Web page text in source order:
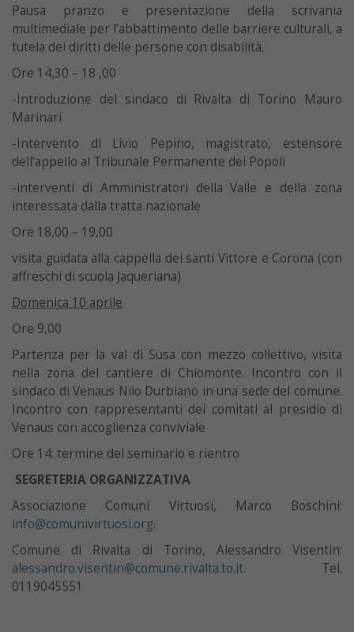
Pausa pranzo e presentazione della scrivania
multimediale per l’abbattimento delle barriere culturali, a
tutela dei diritti delle persone con disabilità.
Ore 14,30 – 18 ,00
-Introduzione del sindaco di Rivalta di Torino Mauro
Marinari
-Intervento di Livio Pepino, magistrato, estensore
dell’appello al Tribunale Permanente dei Popoli
-interventi di Amministratori della Valle e della zona
interessata dalla tratta nazionale
Ore 18,00 – 19,00
visita guidata alla cappella dei santi Vittore e Corona (con
affreschi di scuola Jaqueriana)
Domenica 10 aprile
Ore 9,00
Partenza per la val di Susa con mezzo collettivo, visita
nella zona del cantiere di Chiomonte. Incontro con il
sindaco di Venaus Nilo Durbiano in una sede del comune.
Incontro con rappresentanti dei comitati al presidio di
Venaus con accoglienza conviviale
Ore 14: termine del seminario e rientro
SEGRETERIA ORGANIZZATIVA
Associazione Comuni Virtuosi, Marco Boschini:
info@comunivirtuosi.org.
Comune di Rivalta di Torino, Alessandro Visentin:
alessandro.visentin@comune.rivalta.to.it. Tel.
0119045551